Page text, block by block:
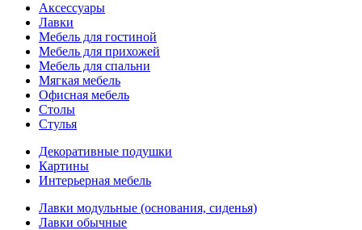
Аксессуары
Лавки
Мебель для гостиной
Мебель для прихожей
Мебель для спальни
Мягкая мебель
Офисная мебель
Столы
Стулья
Декоративные подушки
Картины
Интерьерная мебель
Лавки модульные (основания, сиденья)
Лавки обычные